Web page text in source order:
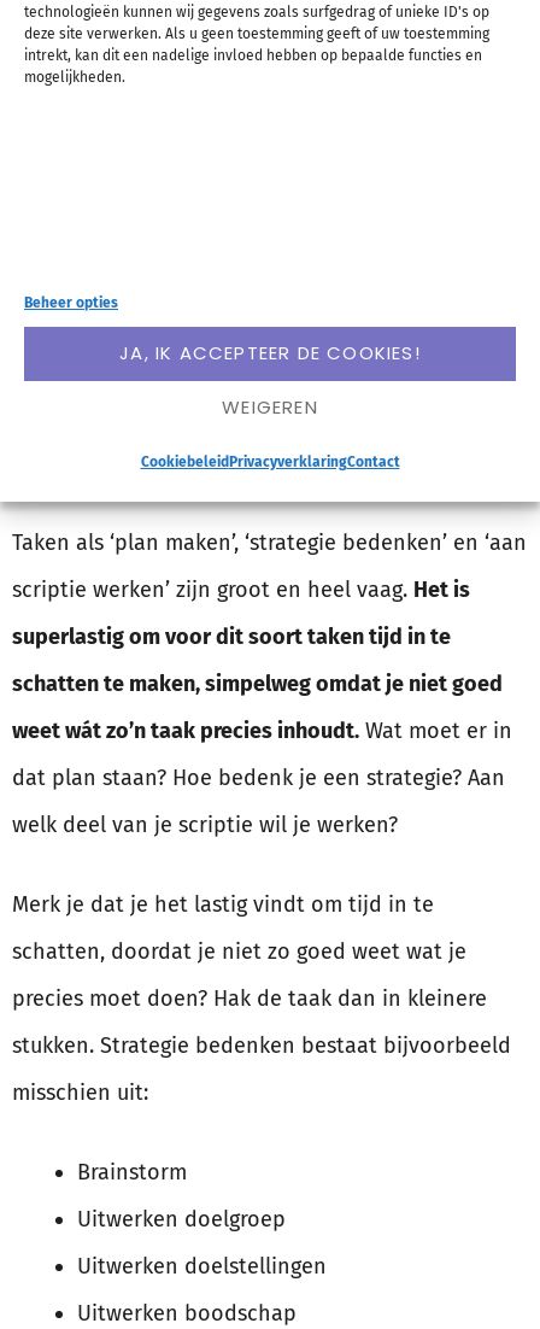
technologieën kunnen wij gegevens zoals surfgedrag of unieke ID's op
deze site verwerken. Als u geen toestemming geeft of uw toestemming
intrekt, kan dit een nadelige invloed hebben op bepaalde functies en
mogelijkheden.
Beheer opties
JA, IK ACCEPTEER DE COOKIES!
WEIGEREN
CookiebeleidPrivacyverklaringContact
om hiermee om te gaan:
hebben voor een bepaalde taak
verdubbel deze tijd
HAK DE TAAK IN STUKKEN
Taken als ‘plan maken’, ‘strategie bedenken’ en ‘aan
scriptie werken’ zijn groot en heel vaag. Het is
superlastig om voor dit soort taken tijd in te
schatten te maken, simpelweg omdat je niet goed
weet wát zo’n taak precies inhoudt. Wat moet er in
dat plan staan? Hoe bedenk je een strategie? Aan
welk deel van je scriptie wil je werken?
Merk je dat je het lastig vindt om tijd in te
schatten, doordat je niet zo goed weet wat je
precies moet doen? Hak de taak dan in kleinere
stukken. Strategie bedenken bestaat bijvoorbeeld
misschien uit:
Brainstorm
Uitwerken doelgroep
Uitwerken doelstellingen
Uitwerken boodschap